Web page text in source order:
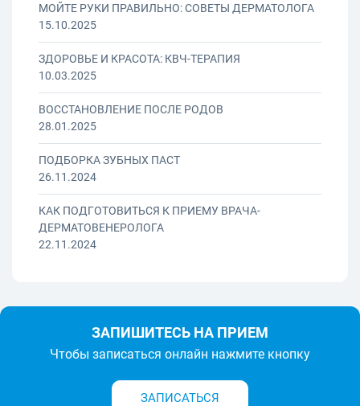
МОЙТЕ РУКИ ПРАВИЛЬНО: СОВЕТЫ ДЕРМАТОЛОГА
15.10.2025
ЗДОРОВЬЕ И КРАСОТА: КВЧ-ТЕРАПИЯ
10.03.2025
ВОССТАНОВЛЕНИЕ ПОСЛЕ РОДОВ
28.01.2025
ПОДБОРКА ЗУБНЫХ ПАСТ
26.11.2024
КАК ПОДГОТОВИТЬСЯ К ПРИЕМУ ВРАЧА-
ДЕРМАТОВЕНЕРОЛОГА
22.11.2024
ЗАПИШИТЕСЬ НА ПРИЕМ
Чтобы записаться онлайн нажмите кнопку
ЗАПИСАТЬСЯ